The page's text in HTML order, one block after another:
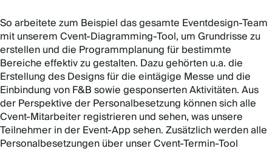
So arbeitete zum Beispiel das gesamte Eventdesign-Team
mit unserem Cvent-Diagramming-Tool, um Grundrisse zu
erstellen und die Programmplanung für bestimmte
Bereiche effektiv zu gestalten. Dazu gehörten u.a. die
Erstellung des Designs für die eintägige Messe und die
Einbindung von F&B sowie gesponserten Aktivitäten. Aus
der Perspektive der Personalbesetzung können sich alle
Cvent-Mitarbeiter registrieren und sehen, was unsere
Teilnehmer in der Event-App sehen. Zusätzlich werden alle
Personalbesetzungen über unser Cvent-Termin-Tool